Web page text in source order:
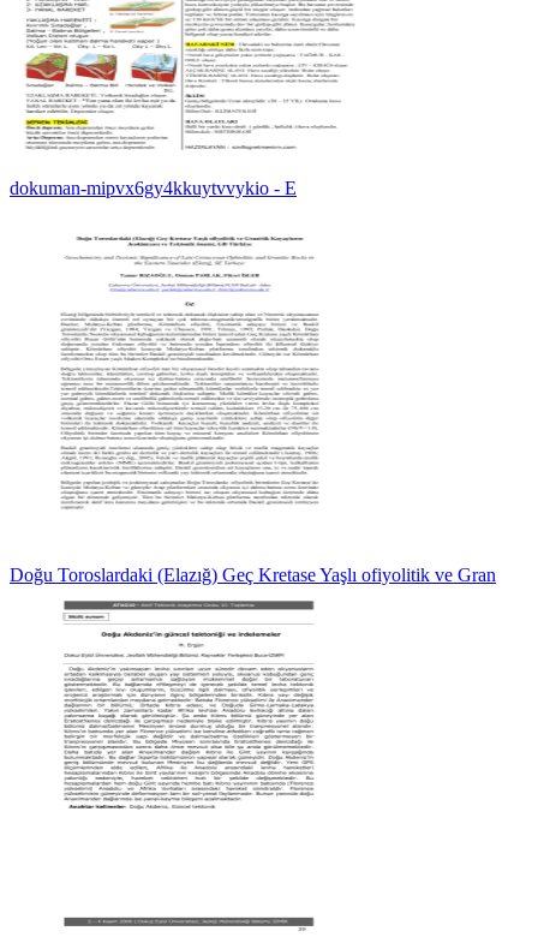
dokuman-mipvx6gy4kkuytvvykio - E
Doğu Toroslardaki (Elazığ) Geç Kretase Yaşlı ofiyolitik ve Gran